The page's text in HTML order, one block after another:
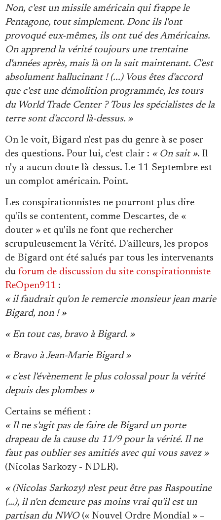
Non, c'est un missile américain qui frappe le
Pentagone, tout simplement. Donc ils l'ont
provoqué eux-mêmes, ils ont tué des Américains.
On apprend la vérité toujours une trentaine
d'années après, mais là on la sait maintenant. C'est
absolument hallucinant ! (...) Vous êtes d'accord
que c'est une démolition programmée, les tours
du World Trade Center ? Tous les spécialistes de la
terre sont d'accord là-dessus. »
On le voit, Bigard n'est pas du genre à se poser
des questions. Pour lui, c'est clair : « On sait ». Il
n'y a aucun doute là-dessus. Le 11-Septembre est
un complot américain. Point.
Les conspirationnistes ne pourront plus dire
qu'ils se contentent, comme Descartes, de «
douter » et qu'ils ne font que rechercher
scrupuleusement la Vérité. D'ailleurs, les propos
de Bigard ont été salués par tous les intervenants
du forum de discussion du site conspirationniste
ReOpen911 :
« il faudrait qu'on le remercie monsieur jean marie
Bigard, non ! »
« En tout cas, bravo à Bigard. »
« Bravo à Jean-Marie Bigard »
« c'est l'évènement le plus colossal pour la vérité
depuis des plombes »
Certains se méfient :
« Il ne s'agit pas de faire de Bigard un porte
drapeau de la cause du 11/9 pour la vérité. Il ne
faut pas oublier ses amitiés avec qui vous savez »
(Nicolas Sarkozy - NDLR).
« (Nicolas Sarkozy) n'est peut être pas Raspoutine
(…), il n'en demeure pas moins vrai qu'il est un
partisan du NWO(« Nouvel Ordre Mondial » –